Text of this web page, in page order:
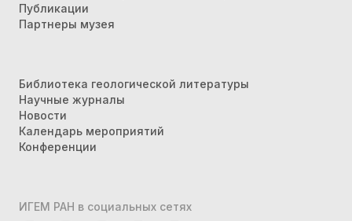
Публикации
Партнеры музея
Библиотека геологической литературы
Научные журналы
Новости
Календарь мероприятий
Конференции
ИГЕМ РАН в социальных сетях